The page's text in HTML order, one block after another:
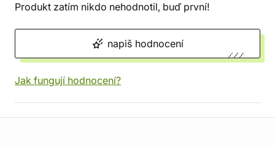
Produkt zatím nikdo nehodnotil, buď první!
napiš hodnocení
Jak fungují hodnocení?